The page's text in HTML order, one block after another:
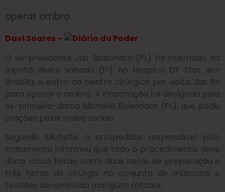
operar ombro
Davi Soares –
O ex-presidente Jair Bolsonaro (PL) foi internado na
manhã deste sábado (1º) no Hospital DF Star, em
Brasília, e entro no centro cirúrgico por volta das 9h
para operar o ombro. A informação foi divulgada pela
ex-primeira-dama Michelle Bolsonaro (PL), que pediu
orações pelas redes sociais.
Segundo Michelle, o ortopedista responsável pelo
tratamento informou que todo o procedimento deve
durar cinco horas, entre duas horas de preparação e
três horas de cirurgia no conjunto de músculos e
tendões denominado manguito rotador.